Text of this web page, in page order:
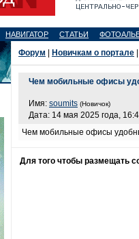
НАВИГАТОР СТАТЬИ
Форум Новичкам о портале
Чем мобильные офисы
Имя: soumits (Новичок)
Дата: 14 мая 2025 года,
Чем мобильные офисы
Для того чтобы размещать